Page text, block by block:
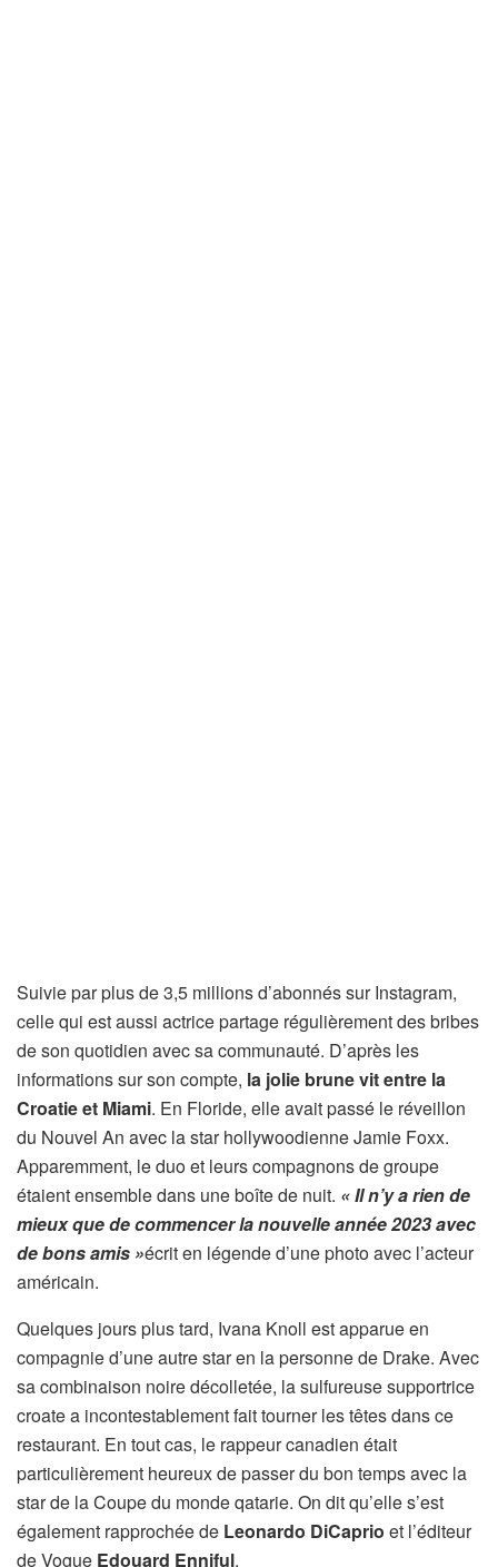
Suivie par plus de 3,5 millions d’abonnés sur Instagram,
celle qui est aussi actrice partage régulièrement des bribes
de son quotidien avec sa communauté. D’après les
informations sur son compte, la jolie brune vit entre la
Croatie et Miami. En Floride, elle avait passé le réveillon
du Nouvel An avec la star hollywoodienne Jamie Foxx.
Apparemment, le duo et leurs compagnons de groupe
étaient ensemble dans une boîte de nuit. « Il n’y a rien de
mieux que de commencer la nouvelle année 2023 avec
de bons amis »écrit en légende d’une photo avec l’acteur
américain.
Quelques jours plus tard, Ivana Knoll est apparue en
compagnie d’une autre star en la personne de Drake. Avec
sa combinaison noire décolletée, la sulfureuse supportrice
croate a incontestablement fait tourner les têtes dans ce
restaurant. En tout cas, le rappeur canadien était
particulièrement heureux de passer du bon temps avec la
star de la Coupe du monde qatarie. On dit qu’elle s’est
également rapprochée de Leonardo DiCaprio et l’éditeur
de Vogue Edouard Enniful.